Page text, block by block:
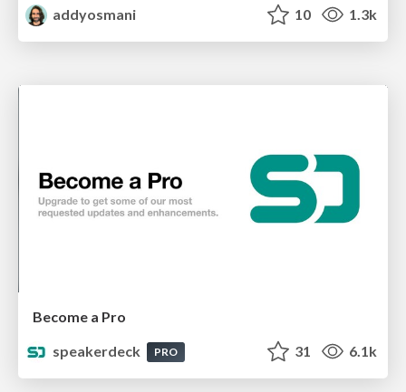
addyosmani
10 1.3k
Become a Pro
speakerdeck
PRO 31 6.1k